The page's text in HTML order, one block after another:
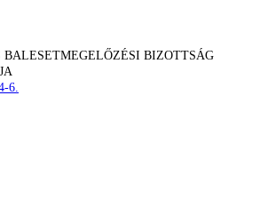
BALESETMEGELŐZÉSI BIZOTTSÁG
6.